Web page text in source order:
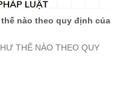
nào theo quy định của
THẾ NÀO THEO QUY